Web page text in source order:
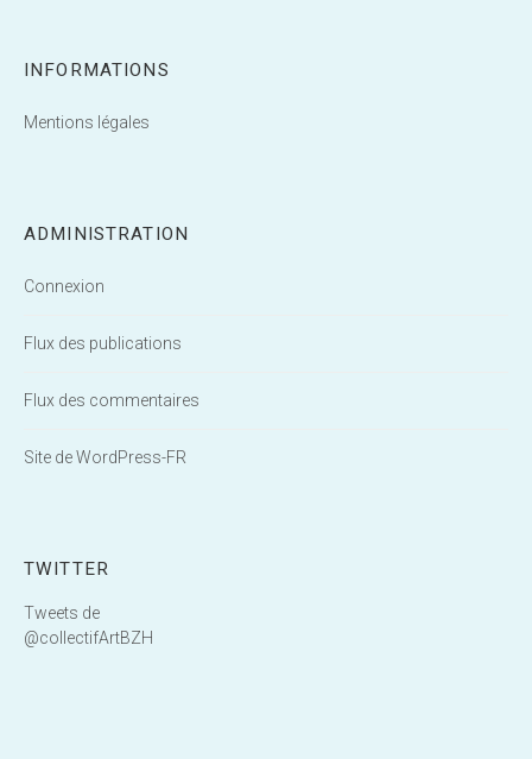
INFORMATIONS
Mentions légales
ADMINISTRATION
Connexion
Flux des publications
Flux des commentaires
Site de WordPress-FR
TWITTER
Tweets de
@collectifArtBZH